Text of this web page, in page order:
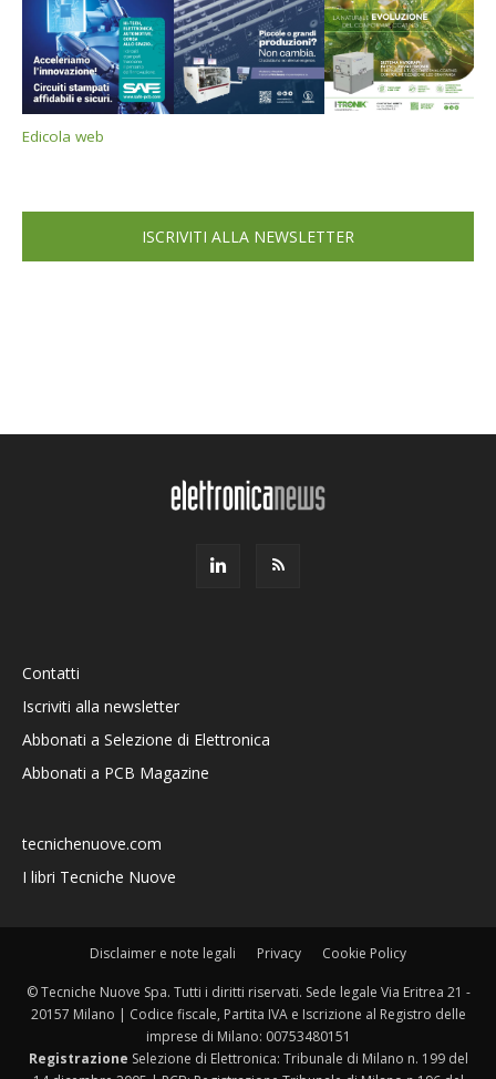
Edicola web
ISCRIVITI ALLA NEWSLETTER
Contatti
Iscriviti alla newsletter
Abbonati a Selezione di Elettronica
Abbonati a PCB Magazine
tecnichenuove.com
I libri Tecniche Nuove
Disclaimer e note legali Privacy Cookie Policy
© Tecniche Nuove Spa. Tutti i diritti riservati. Sede legale Via Eritrea 21 -
20157 Milano | Codice fiscale, Partita IVA e Iscrizione al Registro delle
imprese di Milano: 00753480151
Registrazione Selezione di Elettronica: Tribunale di Milano n. 199 del